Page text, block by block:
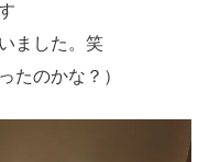
ました。笑
たのかな？）